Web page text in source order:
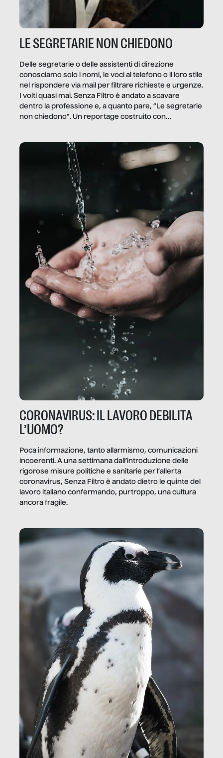
LE SEGRETARIE NON CHIEDONO
Delle segretarie o delle assistenti di direzione
conosciamo solo i nomi, le voci al telefono o il loro stile
nel rispondere via mail per filtrare richieste e urgenze.
I volti quasi mai. Senza Filtro è andato a scavare
dentro la professione e, a quanto pare, “Le segretarie
non chiedono”. Un reportage costruito con
CORONAVIRUS: IL LAVORO DEBILITA
L’UOMO?
Poca informazione, tanto allarmismo, comunicazioni
incoerenti. A una settimana dall’introduzione delle
rigorose misure politiche e sanitarie per l’allerta
coronavirus, Senza Filtro è andato dietro le quinte del
lavoro italiano confermando, purtroppo, una cultura
ancora fragile.